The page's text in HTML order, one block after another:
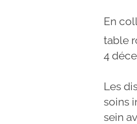
En
table
4
Les
soins
sein